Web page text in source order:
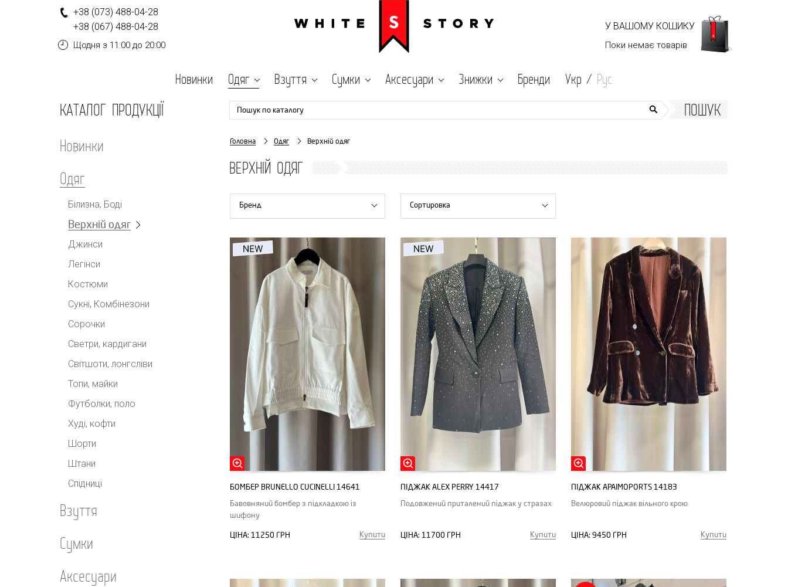
+38 (073) 488-04-28
+38 (067) 488-04-28
Щодня з 11:00 до 20:00
У ВАШОМУ КОШИКУ
Поки немає товарів
Новинки Одяг Взуття Сумки Аксесуари Знижки Бренди Укр / Рус
КАТАЛОГ ПРОДУКЦІЇ
Новинки
Одяг
Білизна, Боді
Верхній одяг
Джинси
Легінси
Костюми
Сукні, Комбінезони
Сорочки
Светри, кардигани
Світшоти, лонгсліви
Топи, майки
Футболки, поло
Худі, кофти
Шорти
Штани
Спідниці
Взуття
Сумки
Аксесуари
Пошук по каталогу ПОШУК
Головна Одяг Верхній одяг
ВЕРХНІЙ ОДЯГ
Бренд Сортировка
БОМБЕР BRUNELLO CUCINELLI 14641
Бавовняний бомбер з підкладкою із
шифону
ЦІНА: 11250 ГРН Купити
ПІДЖАК ALEX PERRY 14417
Подовжений приталений піджак у стразах
ЦІНА: 11700 ГРН Купити
ПІДЖАК APAIMOPORTS 14183
Велюровий піджак вільного крою
ЦІНА: 9450 ГРН Купити